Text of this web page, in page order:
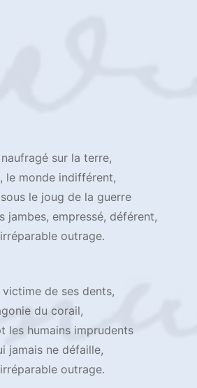
sur la terre,
le monde indifférent,
le joug de la guerre
jambes, empressé, déférent,
outrage.
de ses dents,
du corail,
les humains imprudents
jamais ne défaille,
outrage.